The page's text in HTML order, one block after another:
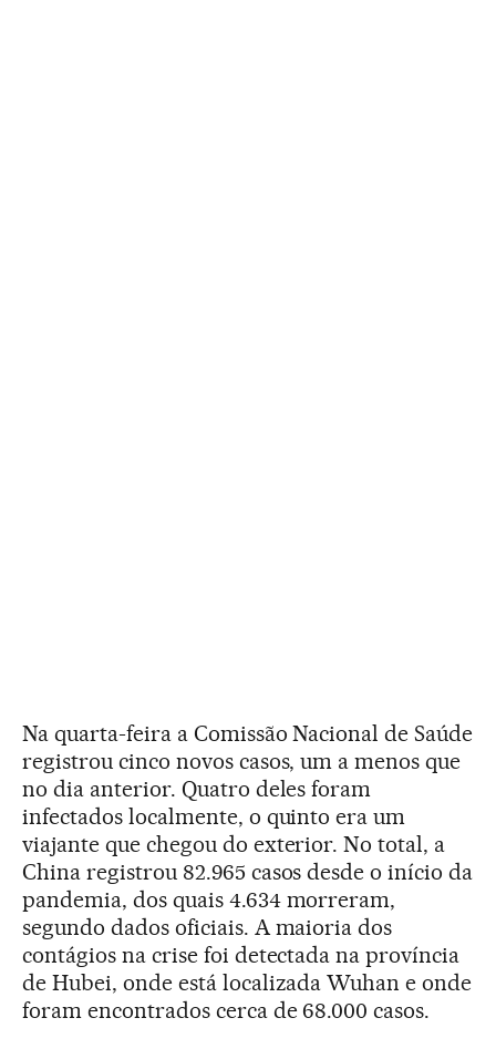
Na quarta-feira a Comissão Nacional de Saúde
registrou cinco novos casos, um a menos que
no dia anterior. Quatro deles foram
infectados localmente, o quinto era um
viajante que chegou do exterior. No total, a
China registrou 82.965 casos desde o início da
pandemia, dos quais 4.634 morreram,
segundo dados oficiais. A maioria dos
contágios na crise foi detectada na província
de Hubei, onde está localizada Wuhan e onde
foram encontrados cerca de 68.000 casos.